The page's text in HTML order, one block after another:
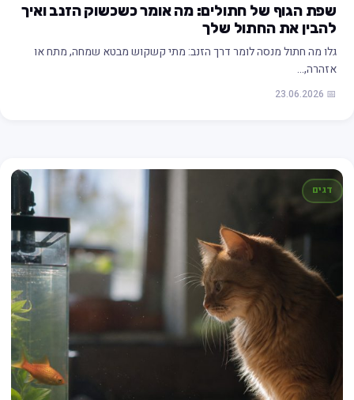
שפת הגוף של חתולים: מה אומר כשכשוק הזנב ואיך
להבין את החתול שלך
גלו מה חתול מנסה לומר דרך הזנב: מתי קשקוש מבטא שמחה, מתח או
אזהרה,…
📅 23.06.2026
דגים